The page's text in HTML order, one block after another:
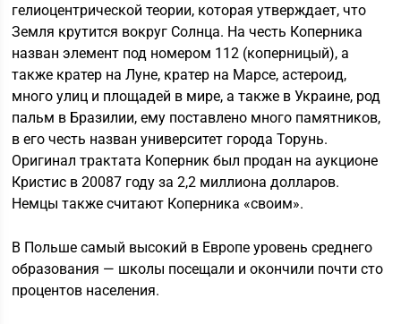
гелиоцентрической теории, которая утверждает, что
Земля крутится вокруг Солнца. На честь Коперника
назван элемент под номером 112 (коперницый), а
также кратер на Луне, кратер на Марсе, астероид,
много улиц и площадей в мире, а также в Украине, род
пальм в Бразилии, ему поставлено много памятников,
в его честь назван университет города Торунь.
Оригинал трактата Коперник был продан на аукционе
Кристис в 20087 году за 2,2 миллиона долларов.
Немцы также считают Коперника «своим».
В Польше самый высокий в Европе уровень среднего
образования — школы посещали и окончили почти сто
процентов населения.